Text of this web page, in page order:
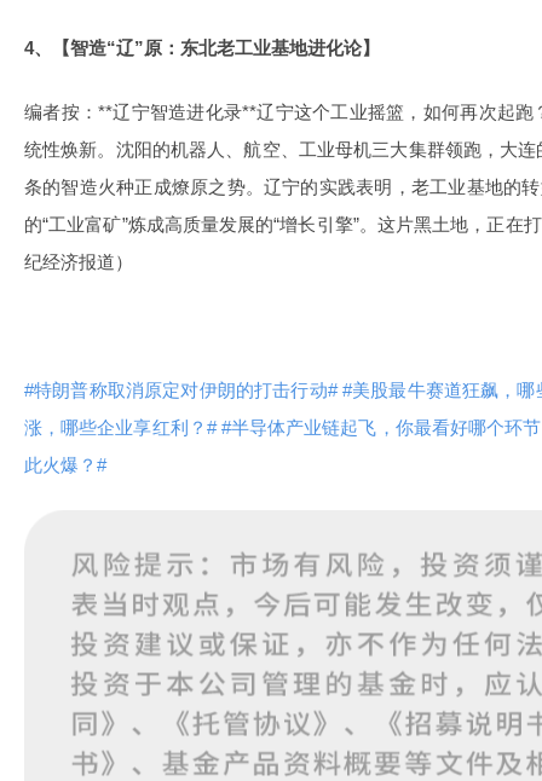
4、【智造“辽”原：东北老工业基地进化论】
编者按：**辽宁智造进化录**辽宁这个工业摇篮，如何再次起
统性焕新。沈阳的机器人、航空、工业母机三大集群领跑，大
条的智造火种正成燎原之势。辽宁的实践表明，老工业基地的
的“工业富矿”炼成高质量发展的“增长引擎”。这片黑土地，正在
纪经济报道）
#特朗普称取消原定对伊朗的打击行动# #美股最牛赛道狂飙，哪
涨，哪些企业享红利？# #半导体产业链起飞，你最看好哪个环
此火爆？#